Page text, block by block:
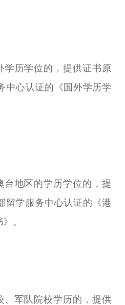
学历学位的，提供证书原
中心认证的《国外学历学
台地区的学历学位的，提
留学服务中心认证的《港
。
、军队院校学历的，提供